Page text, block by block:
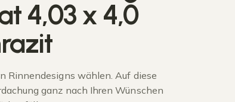
4,03 x 4,0
Rinnendesigns wählen. Auf diese
ganz nach Ihren Wünschen